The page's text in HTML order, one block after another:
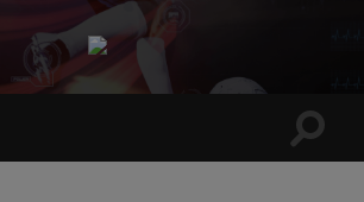
Sports
Maniac